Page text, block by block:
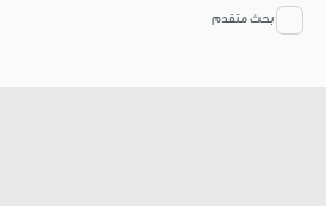
بحث متقدم